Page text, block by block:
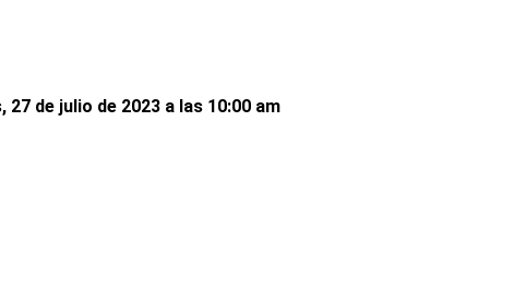
27 de julio de 2023 a las 10:00 am